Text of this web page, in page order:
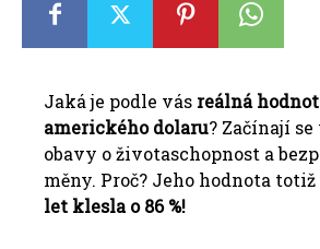
Jaká je podle vás reálná
amerického dolaru? Začínají
obavy o životaschopnost a
měny. Proč? Jeho hodnota
let klesla o 86 %!